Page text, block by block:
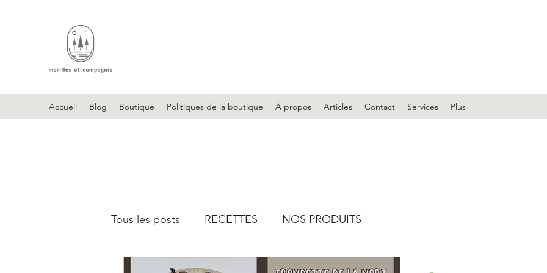
Accueil Blog Boutique Politiques de la boutique À propos Articles Contact Services Plus
Tous les posts RECETTES NOS PRODUITS